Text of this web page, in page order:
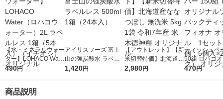
【水・ミネラルウォー
ター】LOHACO Wate
r（ロハコウォータ
シ） オリジナル
490円
アイリスフーズ 富士
山の強炭酸水 ラベル
レス 500ml 1箱（24
1,420円
【アウトレット】【新
米切替特価】北海道産
ななつぼし 無洗米 5k
2,980円
ティッシュペ
50組 ロハコ
ルソフトパッ
470円
商品説明